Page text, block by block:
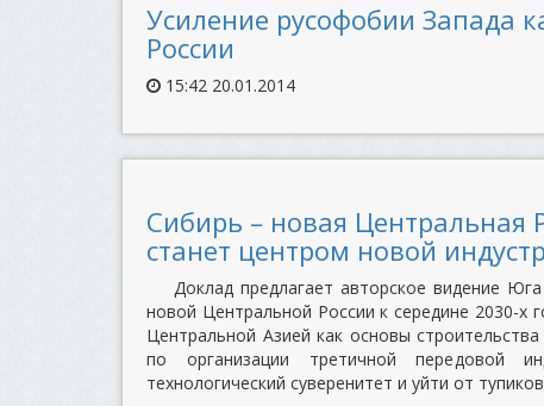
Усиление русофобии Запада
России
15:42 20.01.2014
Сибирь – новая Центральная
станет центром новой
Доклад предлагает авторское видение
новой Центральной России к середине 2030-х
Центральной Азией как основы
по организации третичной передовой
технологический суверенитет и уйти от